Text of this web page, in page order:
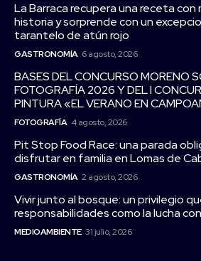
La Barraca recupera una receta con
historia y sorprende con un
tarantelo de atún rojo
GASTRONOMÍA 6 agosto, 2026
BASES DEL CONCURSO MORENO
FOTOGRAFÍA 2026 Y DEL I
PINTURA «EL VERANO EN
FOTOGRAFÍA 4 agosto, 2026
Pit Stop Food Race: una parada
disfrutar en familia en Lomas de
GASTRONOMÍA 2 agosto, 2026
Vivir junto al bosque: un privilegio
responsabilidades como la lucha
MEDIOAMBIENTE 31 julio, 2026